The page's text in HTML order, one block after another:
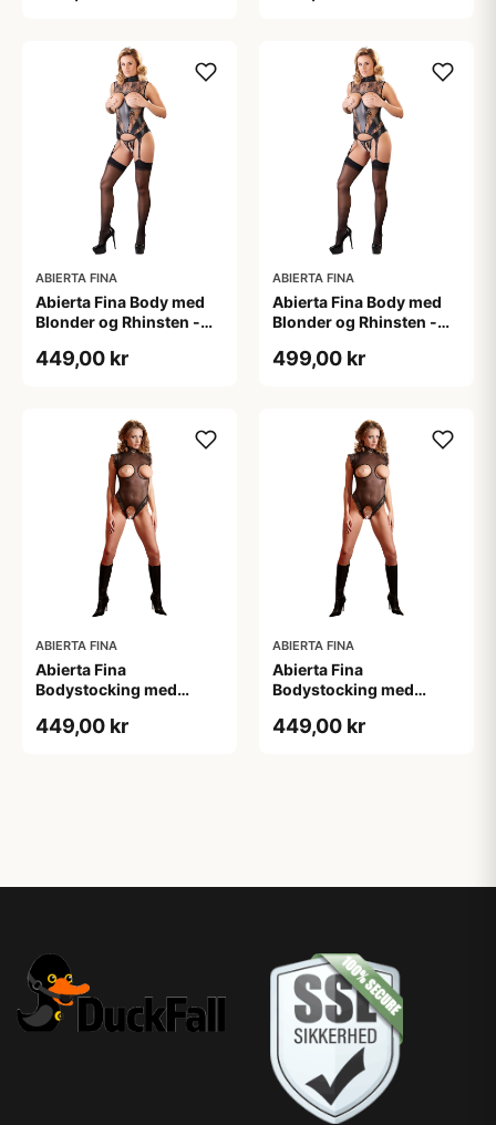
ABIERTA FINA
Abierta Fina Body med
Blonder og Rhinsten -
449,00 kr
ABIERTA FINA
Abierta Fina Body med
Blonder og Rhinsten -
499,00 kr
ABIERTA FINA
Abierta Fina
Bodystocking med
449,00 kr
ABIERTA FINA
Abierta Fina
Bodystocking med
449,00 kr